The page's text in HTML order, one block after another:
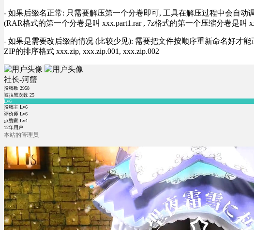
- 如果后缀名正常: 只需要解压第一个分卷即可, 工具在解压过程中会自
(RAR格式的第一个分卷是叫 xxx.part1.rar , 7z格式的第一个压缩分卷是
- 如果是需要改后缀的情况 (比较少见): 需要把文件按顺序重新命名好才能
ZIP的排序格式 xxx.zip, xxx.zip.001, xxx.zip.002
社长-河蟹
投稿数 2958
被拉黑次数 25
Lv6
投稿主 Lv6
评价师 Lv6
点赞家 Lv4
12年用户
本站的管理员